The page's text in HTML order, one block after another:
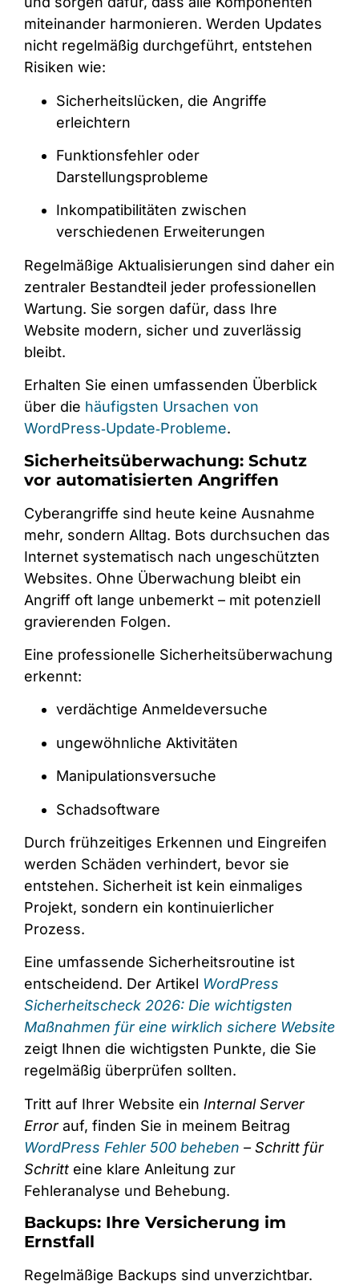
miteinander harmonieren. Werden Updates
nicht regelmäßig durchgeführt, entstehen
Risiken wie:
Sicherheitslücken, die Angriffe
erleichtern
Funktionsfehler oder
Darstellungsprobleme
Inkompatibilitäten zwischen
verschiedenen Erweiterungen
Regelmäßige Aktualisierungen sind daher ein
zentraler Bestandteil jeder professionellen
Wartung. Sie sorgen dafür, dass Ihre
Website modern, sicher und zuverlässig
bleibt.
Erhalten Sie einen umfassenden Überblick
über die häufigsten Ursachen von
WordPress‑Update‑Probleme.
Sicherheitsüberwachung: Schutz
vor automatisierten Angriffen
Cyberangriffe sind heute keine Ausnahme
mehr, sondern Alltag. Bots durchsuchen das
Internet systematisch nach ungeschützten
Websites. Ohne Überwachung bleibt ein
Angriff oft lange unbemerkt – mit potenziell
gravierenden Folgen.
Eine professionelle Sicherheitsüberwachung
erkennt:
verdächtige Anmeldeversuche
ungewöhnliche Aktivitäten
Manipulationsversuche
Schadsoftware
Durch frühzeitiges Erkennen und Eingreifen
werden Schäden verhindert, bevor sie
entstehen. Sicherheit ist kein einmaliges
Projekt, sondern ein kontinuierlicher
Prozess.
Eine umfassende Sicherheitsroutine ist
entscheidend. Der Artikel WordPress
Sicherheitscheck 2026: Die wichtigsten
Maßnahmen für eine wirklich sichere Website
zeigt Ihnen die wichtigsten Punkte, die Sie
regelmäßig überprüfen sollten.
Tritt auf Ihrer Website ein Internal Server
Errorauf, finden Sie in meinem Beitrag
WordPress Fehler 500 beheben – Schritt für
Schritt eine klare Anleitung zur
Fehleranalyse und Behebung.
Backups: Ihre Versicherung im
Ernstfall
Regelmäßige Backups sind unverzichtbar.